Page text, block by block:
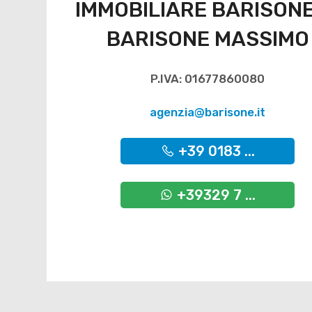
IMMOBILIARE
BARISONE MASSIMO
P.IVA: 01677860080
agenzia@barisone.it
+39 0183 ...
+39329 7 ...